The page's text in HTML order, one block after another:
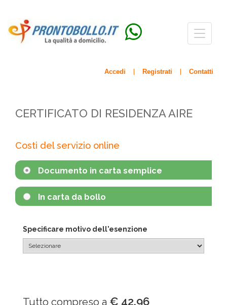
Menù
Accedi Registrati Contatti
CERTIFICATO DI RESIDENZA AIRE
Costi del servizio online
Documento in carta semplice
In carta da bollo
Specificare motivo dell'esenzione
Tutto compreso a € 42,96